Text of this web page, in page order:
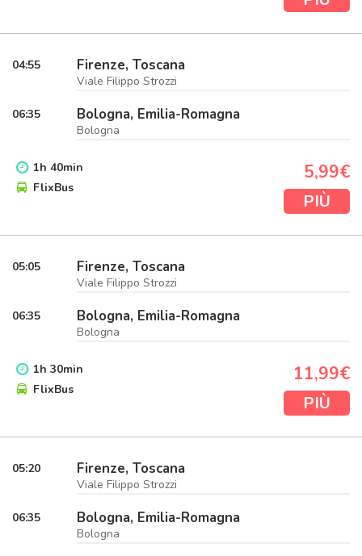
04:55 Firenze, Toscana
Viale Filippo Strozzi
06:35 Bologna, Emilia-Romagna
Bologna
1h 40min
FlixBus
5,99€
PIÙ
05:05 Firenze, Toscana
Viale Filippo Strozzi
06:35 Bologna, Emilia-Romagna
Bologna
1h 30min
FlixBus
11,99€
PIÙ
05:20 Firenze, Toscana
Viale Filippo Strozzi
06:35 Bologna, Emilia-Romagna
Bologna